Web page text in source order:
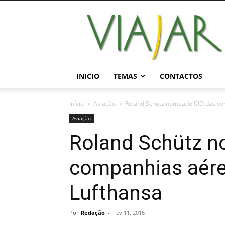
Viajar
Magazine
Online
INICIO TEMAS CONTACTOS
Início Aviação Roland Schütz nomeado CIO das
Aviação
Roland Schütz
companhias
Lufthansa
Por Redação - Fev 11, 2016